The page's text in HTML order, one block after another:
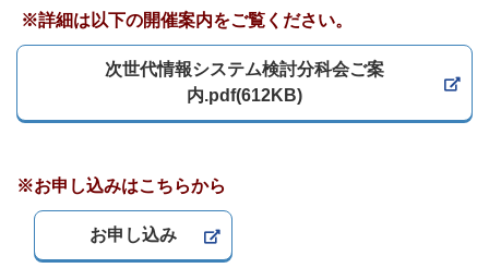
※詳細は以下の開催案内をご覧ください。
次世代情報システム検討分科会ご案
内.pdf(612KB)
※お申し込みはこちらから
お申し込み